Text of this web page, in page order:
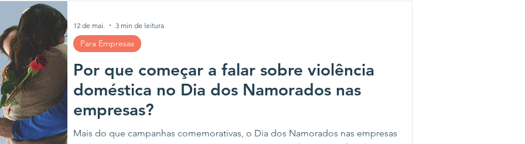
Por que começar a falar sobre violência
doméstica no Dia dos Namorados nas
empresas?
Mais do que campanhas comemorativas, o Dia dos Namorados nas empresas
Para Empresas
12 de mai. 3 min de leitura